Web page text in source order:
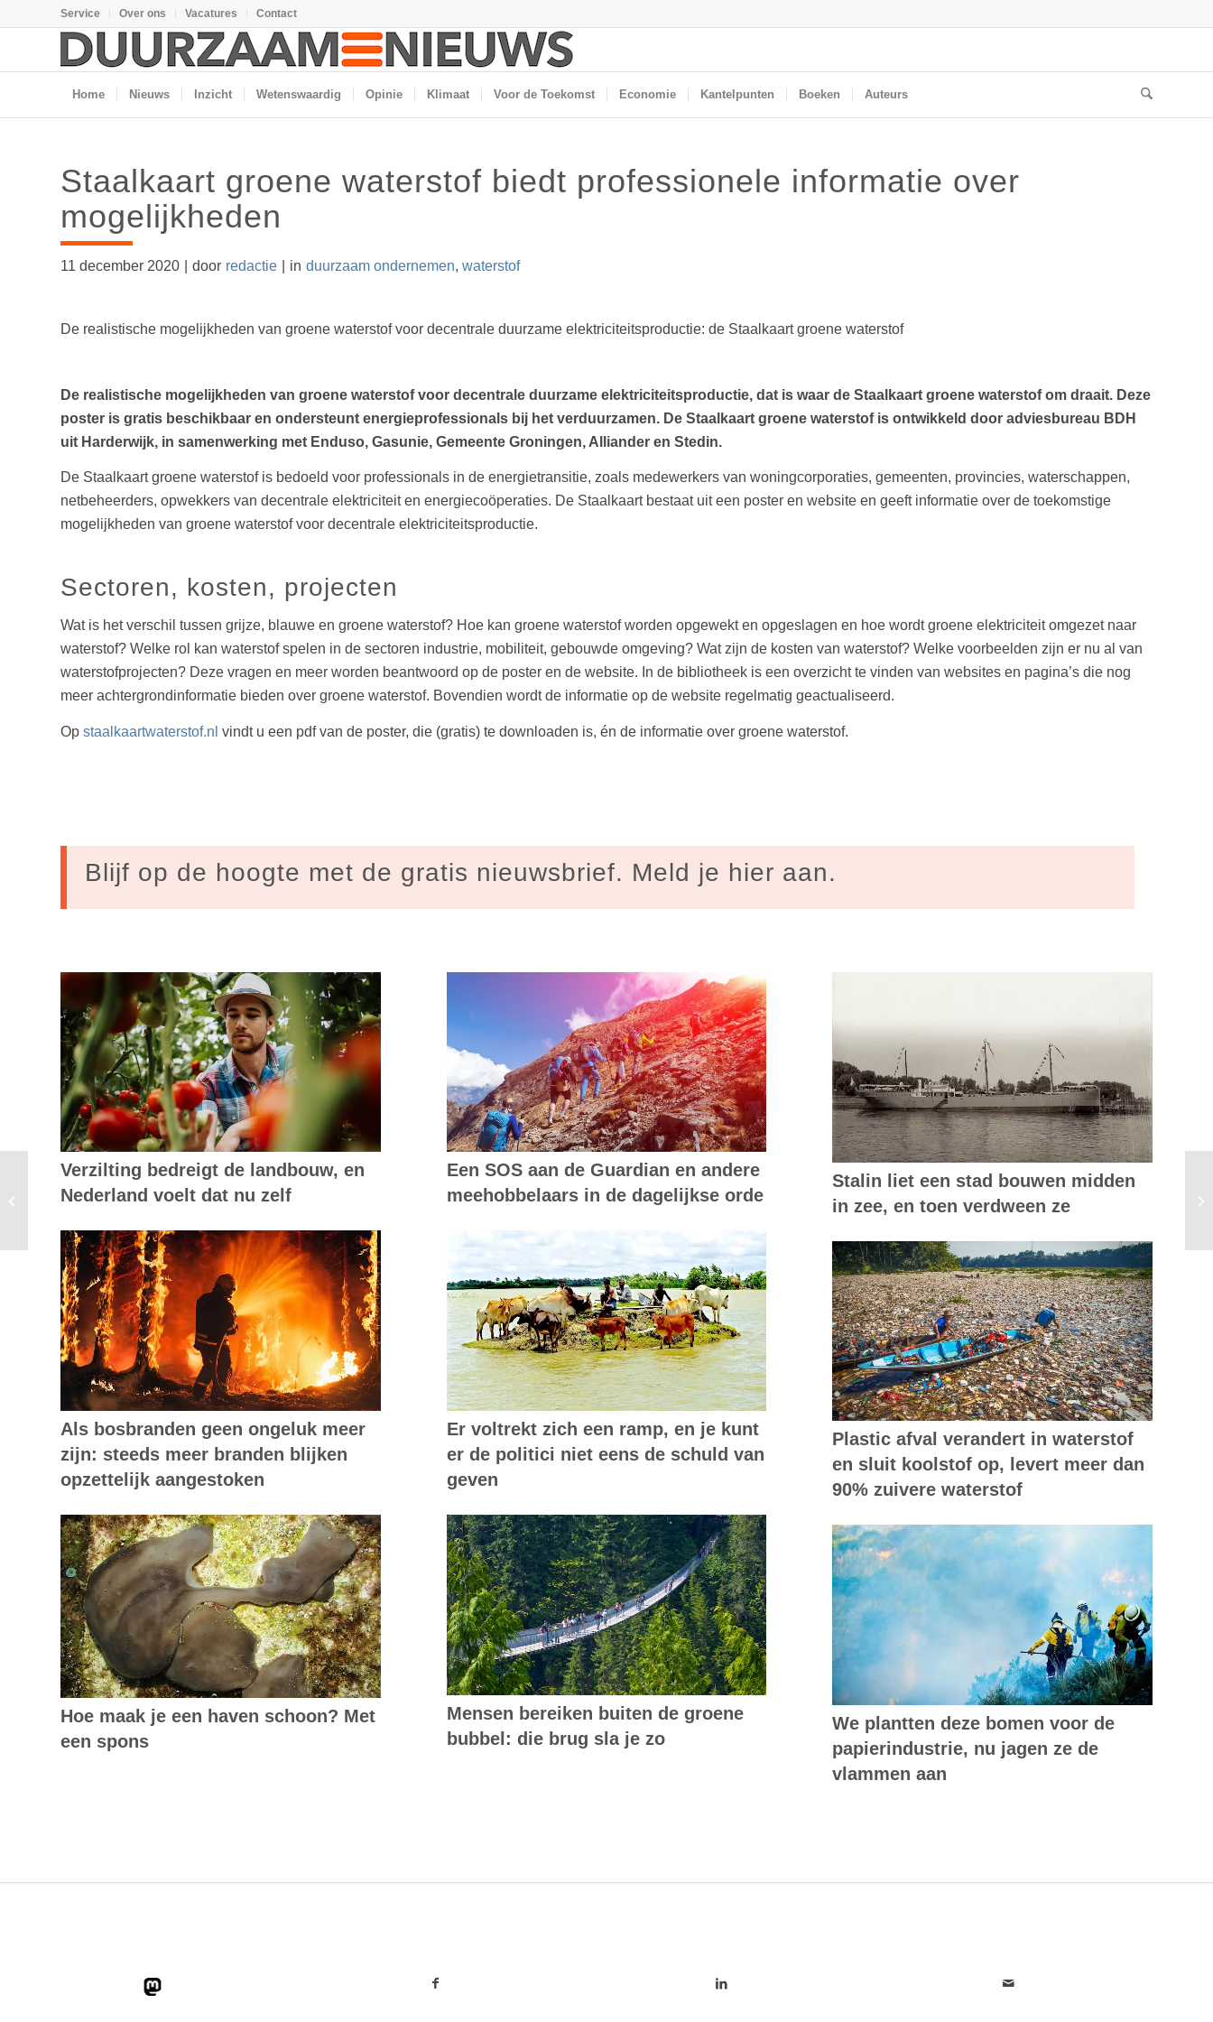
Service Over ons Vacatures Contact
Home Nieuws Inzicht Wetenswaardig Opinie Klimaat Voor de Toekomst Economie Kantelpunten Boeken Auteurs
Staalkaart groene waterstof biedt professionele informatie over
mogelijkheden
11 december 2020 door redactie in duurzaam ondernemen, waterstof
De realistische mogelijkheden van groene waterstof voor decentrale duurzame elektriciteitsproductie: de Staalkaart groene waterstof
De realistische mogelijkheden van groene waterstof voor decentrale duurzame elektriciteitsproductie, dat is waar de Staalkaart groene waterstof om draait. Deze
poster is gratis beschikbaar en ondersteunt energieprofessionals bij het verduurzamen. De Staalkaart groene waterstof is ontwikkeld door adviesbureau BDH
uit Harderwijk, in samenwerking met Enduso, Gasunie, Gemeente Groningen, Alliander en Stedin.
De Staalkaart groene waterstof is bedoeld voor professionals in de energietransitie, zoals medewerkers van woningcorporaties, gemeenten, provincies, waterschappen,
netbeheerders, opwekkers van decentrale elektriciteit en energiecoöperaties. De Staalkaart bestaat uit een poster en website en geeft informatie over de toekomstige
mogelijkheden van groene waterstof voor decentrale elektriciteitsproductie.
Sectoren, kosten, projecten
Wat is het verschil tussen grijze, blauwe en groene waterstof? Hoe kan groene waterstof worden opgewekt en opgeslagen en hoe wordt groene elektriciteit omgezet naar
waterstof? Welke rol kan waterstof spelen in de sectoren industrie, mobiliteit, gebouwde omgeving? Wat zijn de kosten van waterstof? Welke voorbeelden zijn er nu al van
waterstofprojecten? Deze vragen en meer worden beantwoord op de poster en de website. In de bibliotheek is een overzicht te vinden van websites en pagina’s die nog
meer achtergrondinformatie bieden over groene waterstof. Bovendien wordt de informatie op de website regelmatig geactualiseerd.
Op staalkaartwaterstof.nl vindt u een pdf van de poster, die (gratis) te downloaden is, én de informatie over groene waterstof.
Blijf op de hoogte met de gratis nieuwsbrief. Meld je hier aan.
Verzilting bedreigt de landbouw, en
Nederland voelt dat nu zelf
Als bosbranden geen ongeluk meer
zijn: steeds meer branden blijken
opzettelijk aangestoken
Hoe maak je een haven schoon? Met
een spons
Een SOS aan de Guardian en andere
meehobbelaars in de dagelijkse orde
Er voltrekt zich een ramp, en je kunt
er de politici niet eens de schuld van
geven
Mensen bereiken buiten de groene
bubbel: die brug sla je zo
Stalin liet een stad bouwen midden
in zee, en toen verdween ze
Plastic afval verandert in waterstof
en sluit koolstof op, levert meer dan
90% zuivere waterstof
We plantten deze bomen voor de
papierindustrie, nu jagen ze de
vlammen aan
Laat bedrijven transparant zijn over